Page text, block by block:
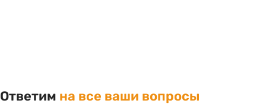
Ответим на все ваши вопросы